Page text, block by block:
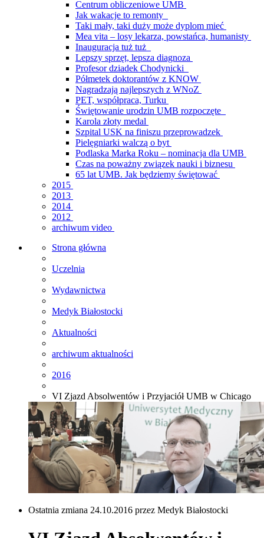
Centrum obliczeniowe UMB
Jak wakacje to remonty
Taki mały, taki duży może dyplom mieć
Mea vita – losy lekarza, powstańca, humanisty
Inauguracja tuż tuż
Lepszy sprzęt, lepsza diagnoza
Profesor dziadek Chodynicki
Półmetek doktorantów z KNOW
Nagradzają najlepszych z WNoZ
PET, współpraca, Turku
Świętowanie urodzin UMB rozpoczęte
Karola złoty medal
Szpital USK na finiszu przeprowadzek
Pielęgniarki walczą o byt
Podlaska Marka Roku – nominacja dla UMB
Czas na poważny związek nauki i biznesu
65 lat UMB. Jak będziemy świętować
2015
2013
2014
2012
archiwum video
Strona główna
Uczelnia
Wydawnictwa
Medyk Białostocki
Aktualności
archiwum aktualności
2016
VI Zjazd Absolwentów i Przyjaciół UMB w Chicago
Ostatnia zmiana 24.10.2016 przez Medyk Białostocki